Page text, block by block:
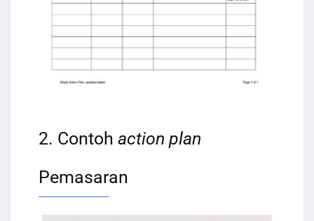
2. Contoh action plan
Pemasaran